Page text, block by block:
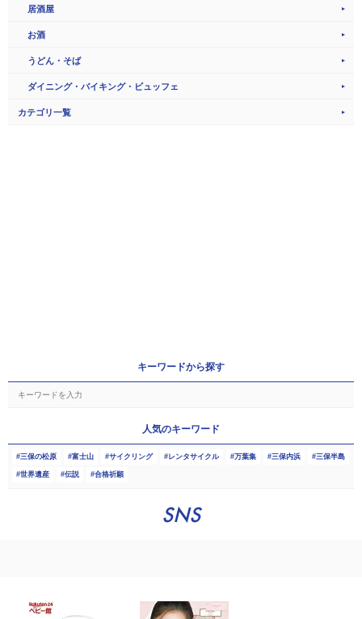
居酒屋
お酒
うどん・そば
ダイニング・バイキング・ビュッフェ
カテゴリ一覧
キーワードから探す
人気のキーワード
三保の松原 富士山 サイクリング レンタサイクル 万葉集 三保内浜 三保半島
世界遺産 伝説 合格祈願
SNS